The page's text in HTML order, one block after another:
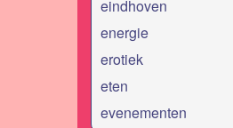
eindhoven
energie
erotiek
eten
evenementen